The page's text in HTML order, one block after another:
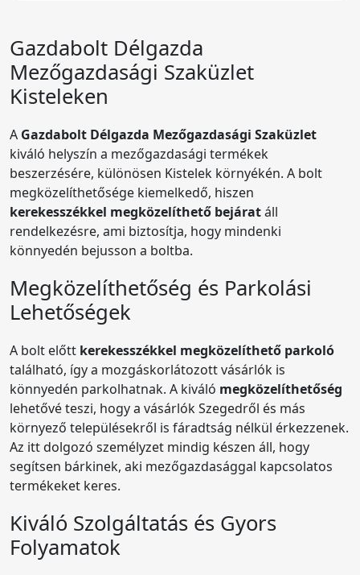
Gazdabolt Délgazda
Mezőgazdasági Szaküzlet
Kisteleken
A Gazdabolt Délgazda Mezőgazdasági Szaküzlet
kiváló helyszín a mezőgazdasági termékek
beszerzésére, különösen Kistelek környékén. A bolt
megközelíthetősége kiemelkedő, hiszen
kerekesszékkel megközelíthető bejáratáll
rendelkezésre, ami biztosítja, hogy mindenki
könnyedén bejusson a boltba.
Megközelíthetőség és Parkolási
Lehetőségek
A bolt előtt kerekesszékkel megközelíthető parkoló
található, így a mozgáskorlátozott vásárlók is
könnyedén parkolhatnak. A kiváló megközelíthetőség
lehetővé teszi, hogy a vásárlók Szegedről és más
környező településekről is fáradtság nélkül érkezzenek.
Az itt dolgozó személyzet mindig készen áll, hogy
segítsen bárkinek, aki mezőgazdasággal kapcsolatos
termékeket keres.
Kiváló Szolgáltatás és Gyors
Folyamatok